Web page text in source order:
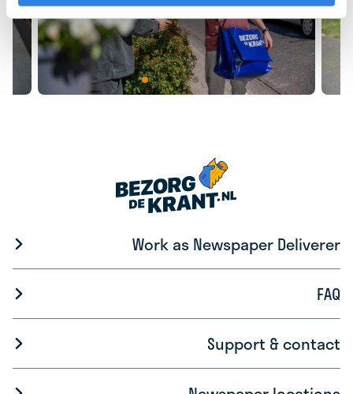
Work as Newspaper Deliverer
FAQ
Support & contact